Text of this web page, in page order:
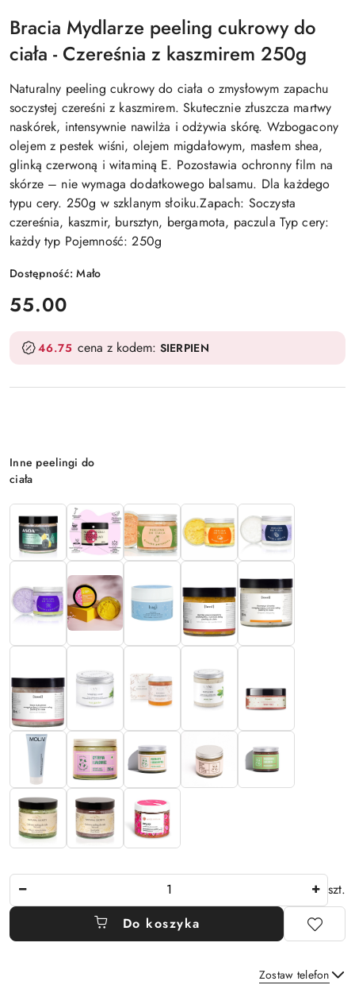
Bracia Mydlarze peeling cukrowy do
ciała - Czereśnia z kaszmirem 250g
Naturalny peeling cukrowy do ciała o zmysłowym zapachu
soczystej czereśni z kaszmirem. Skutecznie złuszcza martwy
naskórek, intensywnie nawilża i odżywia skórę. Wzbogacony
olejem z pestek wiśni, olejem migdałowym, masłem shea,
glinką czerwoną i witaminą E. Pozostawia ochronny film na
skórze – nie wymaga dodatkowego balsamu. Dla każdego
typu cery. 250g w szklanym słoiku.Zapach: Soczysta
czereśnia, kaszmir, bursztyn, bergamota, paczula Typ cery:
każdy typ Pojemność: 250g
Dostępność:Mało
cena:
55.00
46.75 cena z kodem: SIERPIEN
Wariant
Inne peelingi do
ciała
szt.
Do koszyka
Zostaw telefon